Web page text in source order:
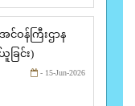
င်ဝန်ကြီးဌာန
ြင်း)
- 15-Jun-2026